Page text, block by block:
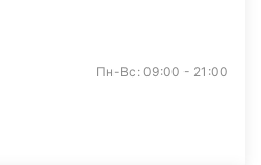
Пн-Вс: 09:00 - 21:00